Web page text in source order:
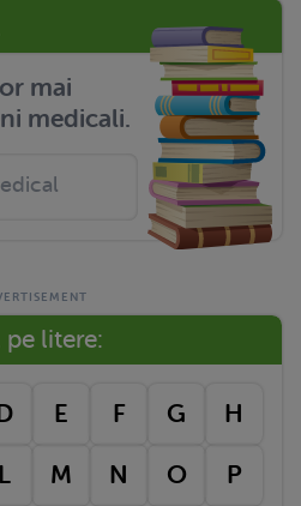
mai
medicali.
litere:
E F G H
L M N O P